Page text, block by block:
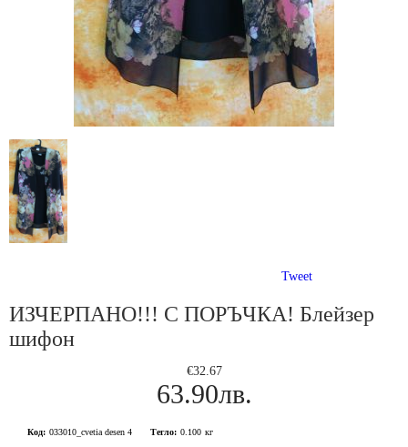
Tweet
ИЗЧЕРПАНО!!! С ПОРЪЧКА! Блейзер
шифон
€32.67
63.90лв.
Код: 033010_cvetia desen 4 Тегло: 0.100 кг